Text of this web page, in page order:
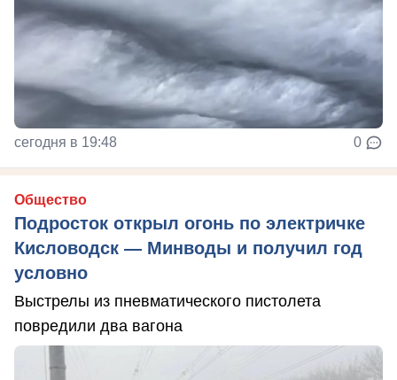
сегодня в 19:48 0
Общество
Подросток открыл огонь по электричке
Кисловодск — Минводы и получил год
условно
Выстрелы из пневматического пистолета
повредили два вагона